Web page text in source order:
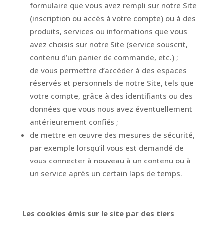
formulaire que vous avez rempli sur notre Site
(inscription ou accès à votre compte) ou à des
produits, services ou informations que vous
avez choisis sur notre Site (service souscrit,
contenu d’un panier de commande, etc.) ;
de vous permettre d’accéder à des espaces
réservés et personnels de notre Site, tels que
votre compte, grâce à des identifiants ou des
données que vous nous avez éventuellement
antérieurement confiés ;
de mettre en œuvre des mesures de sécurité,
par exemple lorsqu’il vous est demandé de
vous connecter à nouveau à un contenu ou à
un service après un certain laps de temps.
Les cookies émis sur le site par des tiers